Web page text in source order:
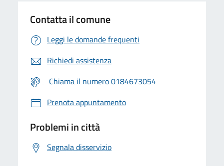
Contatta il comune
Leggi le domande frequenti
Richiedi assistenza
Chiama il numero 0184673054
Prenota appuntamento
Problemi in città
Segnala disservizio